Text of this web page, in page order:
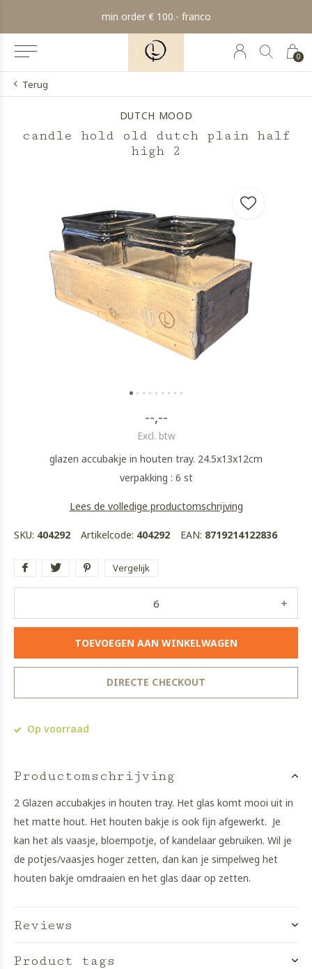
0
min order € 100.- franco
Terug
DUTCH MOOD
candle hold old dutch plain half
high 2
--,--
Excl. btw
glazen accubakje in houten tray. 24.5x13x12cm
verpakking : 6 st
Lees de volledige productomschrijving
SKU: 404292 Artikelcode: 404292 EAN: 8719214122836
Vergelijk
TOEVOEGEN AAN WINKELWAGEN
DIRECTE CHECKOUT
Op voorraad
Productomschrijving
2 Glazen accubakjes in houten tray. Het glas komt mooi uit in
het matte hout. Het houten bakje is ook fijn afgewerkt. Je
kan het als vaasje, bloempotje, of kandelaar gebruiken. Wil je
de potjes/vaasjes hoger zetten, dan kan je simpelweg het
houten bakje omdraaien en het glas daar op zetten.
Reviews
Product tags